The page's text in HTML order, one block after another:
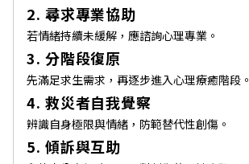
2. 尋求專業協助
若情緒持續未緩解，應諮詢心理專業。
3. 分階段復原
先滿足求生需求，再逐步進入心理療癒階段。
4. 救災者自我覺察
辨識自身極限與情緒，防範替代性創傷。
5. 傾訴與互助